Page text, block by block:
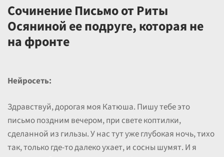
Цены
Сочинение Письмо от Риты
Осяниной ее подруге, которая не
на фронте
Нейросеть:
Здравствуй, дорогая моя Катюша. Пишу тебе это
письмо поздним вечером, при свете коптилки,
сделанной из гильзы. У нас тут уже глубокая ночь, тихо
так, только где-то далеко ухает, и сосны шумят. И я